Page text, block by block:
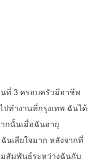
ที่ 3 ครอบครัวมีอาชีพ
ทำงานที่กรุงเทพ ฉันได้
กนั้นเมื่อฉันอายุ
นเสียใจมาก หลังจากที่
มสัมพันธ์ระหว่างฉันกับ